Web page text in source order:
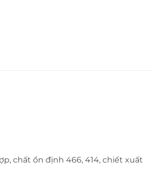
chất ổn định 466, 414, chiết xuất